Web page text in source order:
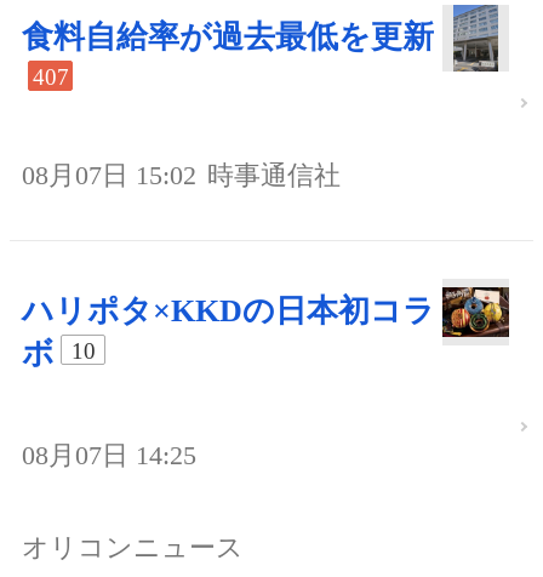
食料自給率が過去最低を更新
407
08月07日 15:02 時事通信社
ハリポタ×KKDの日本初コラ
ボ
10
08月07日 14:25
オリコンニュース